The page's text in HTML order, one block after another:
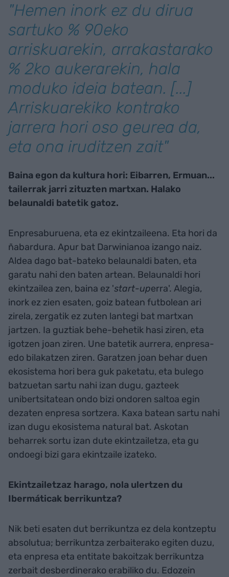
"Hemen inork ez du dirua
sartuko % 90eko
arriskuarekin, arrakastarako
% 2ko aukerarekin, hala
moduko ideia batean. [...]
Arriskuarekiko kontrako
jarrera hori oso geurea da,
eta ona iruditzen zait"
Baina egon da kultura hori: Eibarren, Ermuan...
tailerrak jarri zituzten martxan. Halako
belaunaldi batetik gatoz.
Enpresaburuena, eta ez ekintzaileena. Eta hori da
ñabardura. Apur bat Darwinianoa izango naiz.
Aldea dago bat-bateko belaunaldi baten, eta
garatu nahi den baten artean. Belaunaldi hori
ekintzailea zen, baina ez 'start-uperra'. Alegia,
inork ez zien esaten, goiz batean futbolean ari
zirela, zergatik ez zuten lantegi bat martxan
jartzen. Ia guztiak behe-behetik hasi ziren, eta
igotzen joan ziren. Une batetik aurrera, enpresa-
edo bilakatzen ziren. Garatzen joan behar duen
ekosistema hori bera guk paketatu, eta bulego
batzuetan sartu nahi izan dugu, gazteek
unibertsitatean ondo bizi ondoren saltoa egin
dezaten enpresa sortzera. Kaxa batean sartu nahi
izan dugu ekosistema natural bat. Askotan
beharrek sortu izan dute ekintzailetza, eta gu
ondoegi bizi gara ekintzaile izateko.
Ekintzailetzaz harago, nola ulertzen du
Ibermáticak berrikuntza?
Nik beti esaten dut berrikuntza ez dela kontzeptu
absolutua; berrikuntza zerbaiterako egiten duzu,
eta enpresa eta entitate bakoitzak berrikuntza
zerbait desberdinerako erabiliko du. Edozein